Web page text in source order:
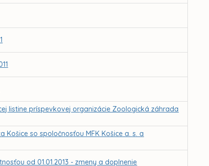
listine príspevkovej organizácie Zoologická záhrada
so spoločnosťou MFK Košice a. s. a
od 01.01.2013 - zmeny a doplnenie